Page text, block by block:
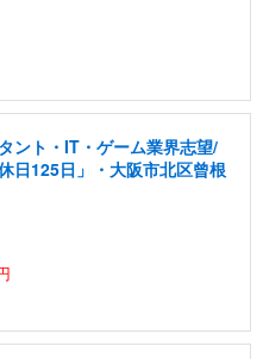
ント・IT・ゲーム業界志望/
日125日」・大阪市北区曾根